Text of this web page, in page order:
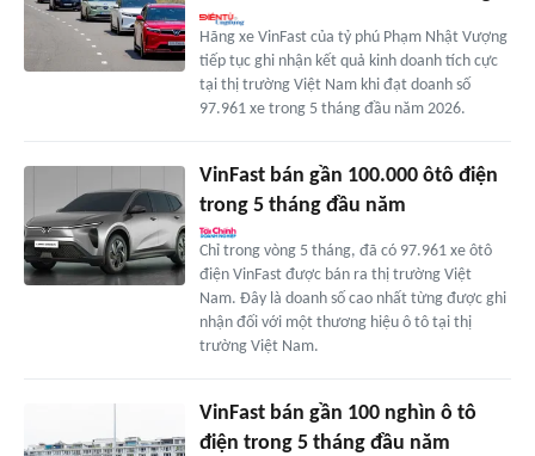
Hãng xe VinFast của tỷ phú Phạm Nhật Vượng
tiếp tục ghi nhận kết quả kinh doanh tích cực
tại thị trường Việt Nam khi đạt doanh số
97.961 xe trong 5 tháng đầu năm 2026.
VinFast bán gần 100.000 ôtô điện
trong 5 tháng đầu năm
Chỉ trong vòng 5 tháng, đã có 97.961 xe ôtô
điện VinFast được bán ra thị trường Việt
Nam. Đây là doanh số cao nhất từng được ghi
nhận đối với một thương hiệu ô tô tại thị
trường Việt Nam.
VinFast bán gần 100 nghìn ô tô
điện trong 5 tháng đầu năm